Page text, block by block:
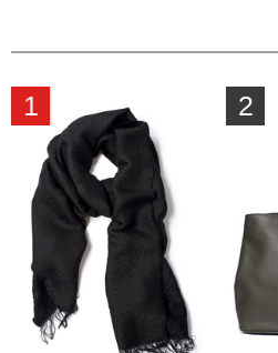
1 2